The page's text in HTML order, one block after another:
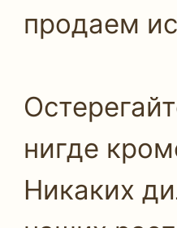
продаем
нигде
Никаких